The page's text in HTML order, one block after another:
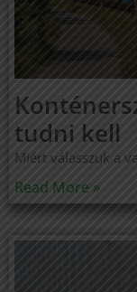
tudni kell
Miért válasszuk a
Read More »